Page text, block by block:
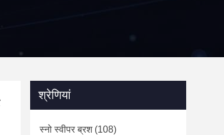
श्रेणियां
स्नो स्वीपर ब्रश(108)